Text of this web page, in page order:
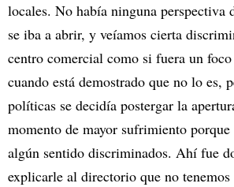
locales. No había ninguna perspectiva
se iba a abrir, y veíamos cierta
centro comercial como si fuera un
cuando está demostrado que no lo es,
políticas se decidía postergar la
momento de mayor sufrimiento porque
algún sentido discriminados. Ahí fue
explicarle al directorio que no tenemos